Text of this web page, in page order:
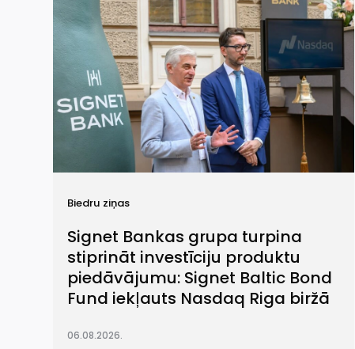
Biedru ziņas
Signet Bankas grupa turpina
stiprināt investīciju produktu
piedāvājumu: Signet Baltic Bond
Fund iekļauts Nasdaq Riga biržā
06.08.2026.